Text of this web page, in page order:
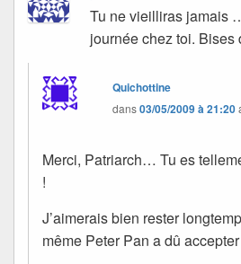
Tu ne vieilliras jamais
journée chez toi. Bises
Quichottine
dans03/05/2009 à 21:20
Merci, Patriarch… Tu es
!
J’aimerais bien rester
même Peter Pan a dû